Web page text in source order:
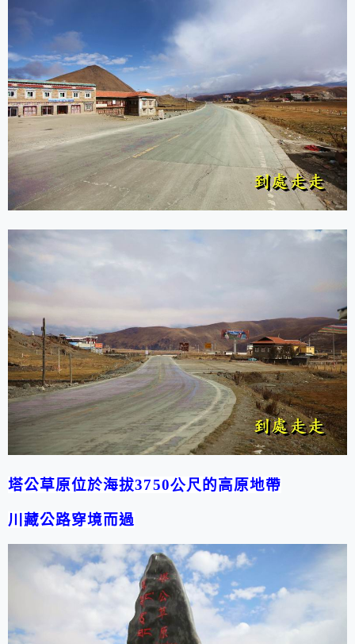
塔公草原位於海拔3750公尺 的高原地帶
川藏公路穿境而過